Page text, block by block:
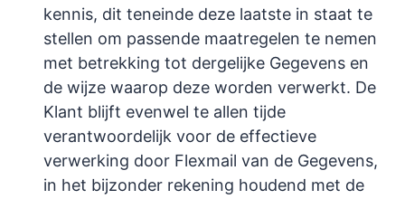
kennis, dit teneinde deze laatste in staat te
stellen om passende maatregelen te nemen
met betrekking tot dergelijke Gegevens en
de wijze waarop deze worden verwerkt. De
Klant blijft evenwel te allen tijde
verantwoordelijk voor de effectieve
verwerking door Flexmail van de Gegevens,
in het bijzonder rekening houdend met de